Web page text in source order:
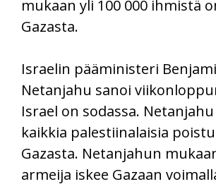
mukaan yli 100 000 ihmistä
Gazasta.
Israelin pääministeri
Netanjahu sanoi
Israel on sodassa.
kaikkia palestiinalaisia
Gazasta. Netanjahun
armeija iskee Gazaan